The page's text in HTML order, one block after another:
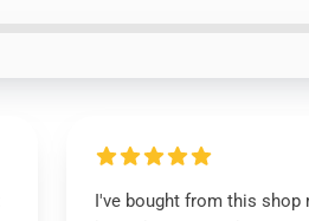
I've bought from this shop